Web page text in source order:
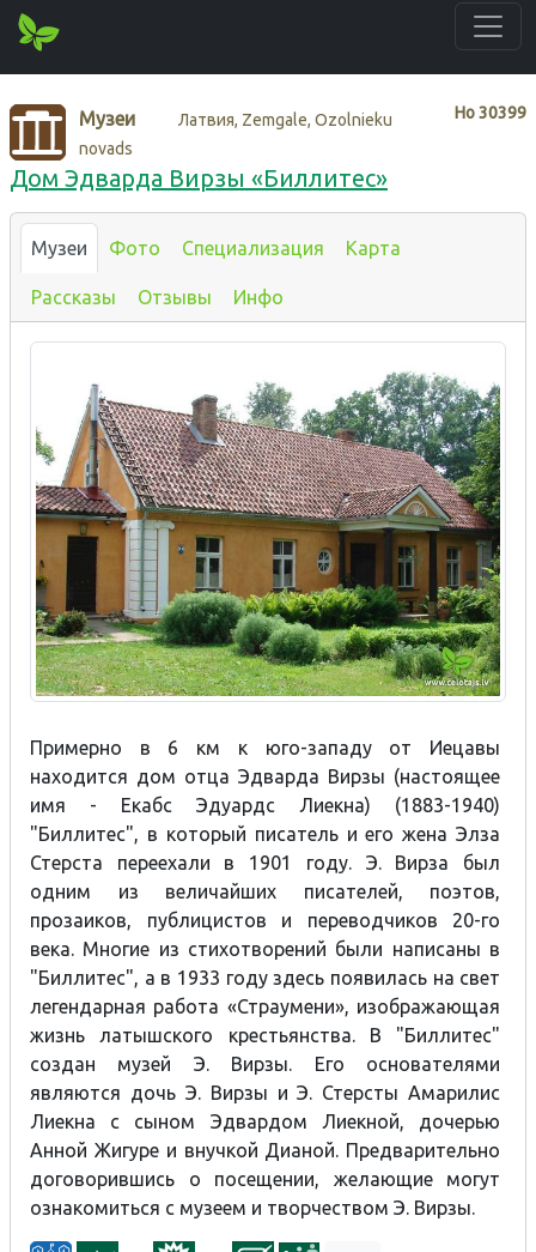
Нo30399
Музеи
Латвия, Zemgale, Ozolnieku
novads
Дом Эдварда Вирзы «Биллитес»
Музеи Фото Специализация Карта
Рассказы Отзывы Инфо
Примерно в 6 км к юго-западу от Иецавы
находится дом отца Эдварда Вирзы (настоящее
имя - Екабс Эдуардс Лиекна) (1883-1940)
"Биллитес", в который писатель и его жена Элза
Стерста переехали в 1901 году. Э. Вирза был
одним из величайших писателей, поэтов,
прозаиков, публицистов и переводчиков 20-го
века. Многие из стихотворений были написаны в
"Биллитес", а в 1933 году здесь появилась на свет
легендарная работа «Страумени», изображающая
жизнь латышского крестьянства. В "Биллитес"
создан музей Э. Вирзы. Его основателями
являются дочь Э. Вирзы и Э. Стерсты Амарилис
Лиекна с сыном Эдвардом Лиекной, дочерью
Анной Жигуре и внучкой Дианой. Предварительно
договорившись о посещении, желающие могут
ознакомиться с музеем и творчеством Э. Вирзы.